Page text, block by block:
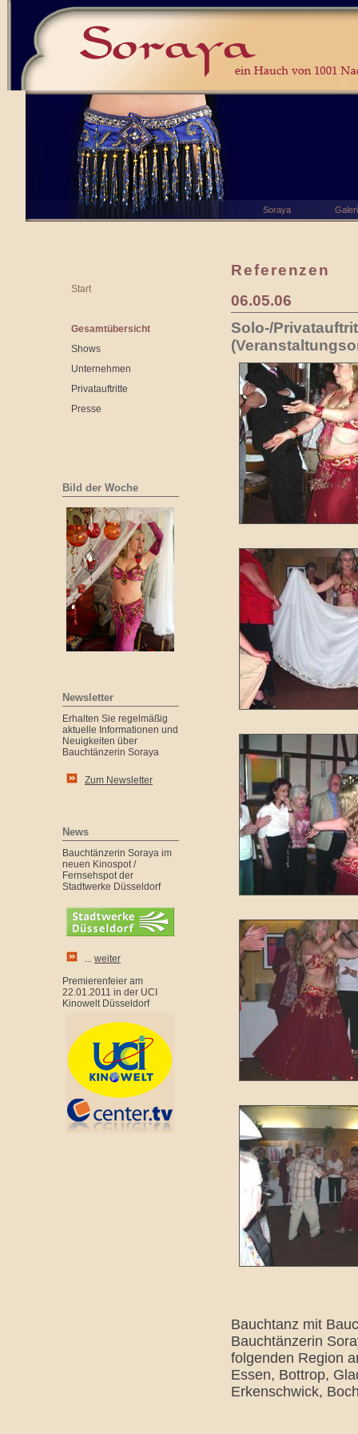
Start
Gesamtübersicht
Shows
Unternehmen
Privatauftritte
Presse
Bild der Woche
Newsletter
Erhalten Sie regelmäßig
aktuelle Informationen und
Neuigkeiten über
Bauchtänzerin Soraya
Zum Newsletter
News
Bauchtänzerin Soraya im
neuen Kinospot /
Fernsehspot der
Stadtwerke Düsseldorf
... weiter
Premierenfeier am
22.01.2011 in der UCI
Kinowelt Düsseldorf
Referenzen
06.05.06
Solo-/
Bauchtanz mit
Bauchtänzerin
folgenden Region
Essen, Bottrop,
Erkenschwick,
Soraya